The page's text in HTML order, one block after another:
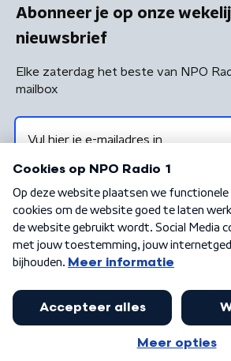
Abonneer je op onze
nieuwsbrief
Elke zaterdag het beste van NPO
mailbox
Algemene voorwaarden